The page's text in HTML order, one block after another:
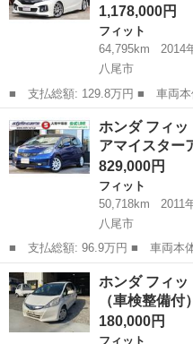
1,178,000円
フィット
64,795km
2014
八尾市
■ 支払総額: 129.8万円 ■ 車両本体価格： 1,178,000 円 ■ メーカ
ー名： ホンダ ■ 車種名： フィ
名： Ｓパッケージ ☆新品タイ
マフラー☆...
大阪 八尾市 フィット
ホンダ フィ
アマイスタ
829,000円
フィット
50,718km
2011
八尾市
■ 支払総額: 96.9万円 ■ 車両本体価格： 829,000 円 ■ メーカー
名： ホンダ ■ 車種名： フィ
速ミッション☆レアマイスターア
ョートシフト...
大阪 八尾市 フィット
ホンダ フィッ
（車検整備付）
180,000円
フィット